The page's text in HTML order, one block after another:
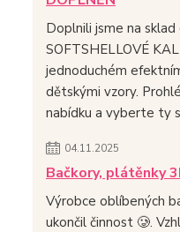
Doplnili jsme na
SOFTSHELLOVÉ
jednoduchém
dětskými vzory.
nabídku a vyberte ty
04.11.2025
Bačkory, plátěnky
Výrobce oblíbených
ukončil činnost 🥲.